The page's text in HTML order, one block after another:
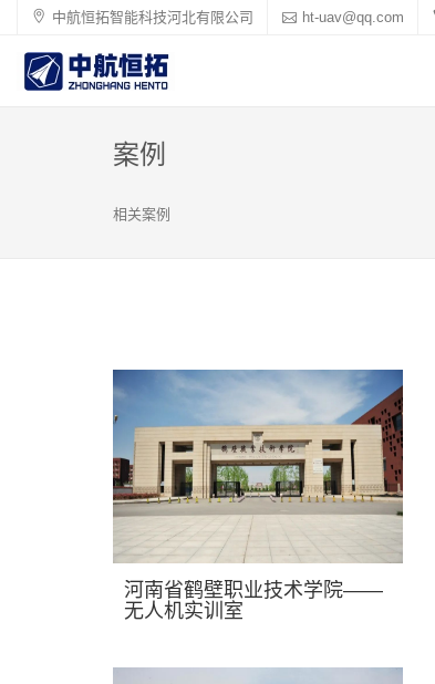
中航恒拓智能科技河北有限公司 ht-uav@qq.com
案例
相关案例
河南省鹤壁职业技术学院——
无人机实训室